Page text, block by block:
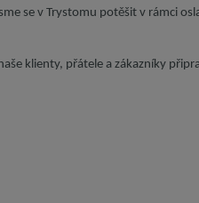
se v Trystomu potěšit v rámci
klienty, přátele a zákazníky